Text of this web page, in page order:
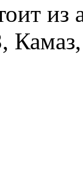
из